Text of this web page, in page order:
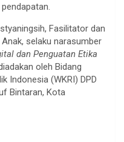
Fasilitator dan
selaku narasumber
dan Penguatan Etika
oleh Bidang
Indonesia (WKRI) DPD
Bintaran, Kota